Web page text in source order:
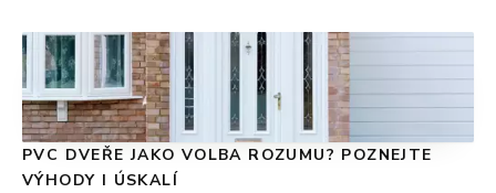
PVC DVEŘE JAKO VOLBA ROZUMU? POZNEJTE
VÝHODY I ÚSKALÍ